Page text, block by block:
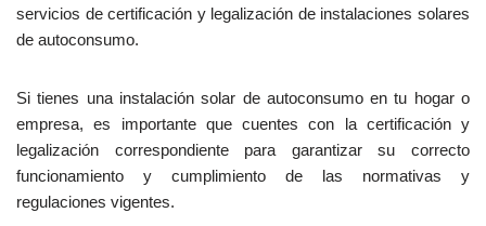
servicios de certificación y legalización de instalaciones solares
de autoconsumo.
Si tienes una instalación solar de autoconsumo en tu hogar o
empresa, es importante que cuentes con la certificación y
legalización correspondiente para garantizar su correcto
funcionamiento y cumplimiento de las normativas y
regulaciones vigentes.